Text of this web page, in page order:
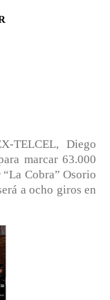
TELCEL, Diego
marcar 63.000
Cobra” Osorio
a ocho giros en